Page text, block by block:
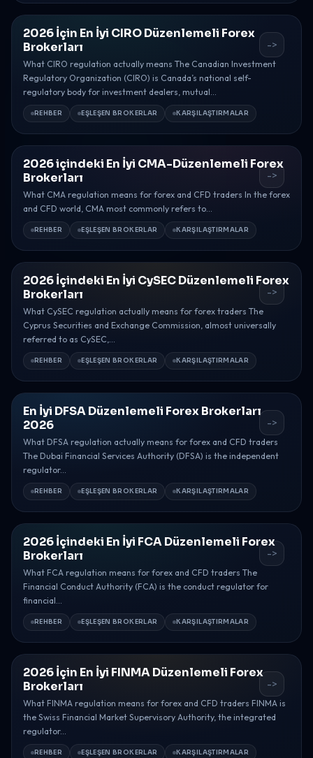
2026 İçin En İyi CIRO Düzenlemeli Forex
Brokerları
What CIRO regulation actually means The Canadian Investment
Regulatory Organization (CIRO) is Canada’s national self-
regulatory body for investment dealers, mutual...
REHBER EŞLEŞEN BROKERLAR KARŞILAŞTIRMALAR
->
2026 içindeki En İyi CMA-Düzenlemeli Forex
Brokerları
What CMA regulation means for forex and CFD traders In the forex
and CFD world, CMA most commonly refers to...
REHBER EŞLEŞEN BROKERLAR KARŞILAŞTIRMALAR
->
2026 İçindeki En İyi CySEC Düzenlemeli Forex
Brokerları
What CySEC regulation actually means for forex traders The
Cyprus Securities and Exchange Commission, almost universally
referred to as CySEC,...
REHBER EŞLEŞEN BROKERLAR KARŞILAŞTIRMALAR
->
En İyi DFSA Düzenlemeli Forex Brokerları
2026
What DFSA regulation actually means for forex and CFD traders
The Dubai Financial Services Authority (DFSA) is the independent
regulator...
REHBER EŞLEŞEN BROKERLAR KARŞILAŞTIRMALAR
->
2026 İçindeki En İyi FCA Düzenlemeli Forex
Brokerları
What FCA regulation means for forex and CFD traders The
Financial Conduct Authority (FCA) is the conduct regulator for
financial...
REHBER EŞLEŞEN BROKERLAR KARŞILAŞTIRMALAR
->
2026 İçin En İyi FINMA Düzenlemeli Forex
Brokerları
What FINMA regulation means for forex and CFD traders FINMA is
the Swiss Financial Market Supervisory Authority, the integrated
regulator...
REHBER EŞLEŞEN BROKERLAR KARŞILAŞTIRMALAR
->